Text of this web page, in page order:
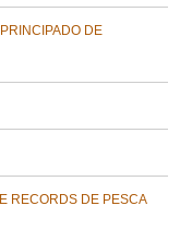
DE
RECORDS DE PESCA